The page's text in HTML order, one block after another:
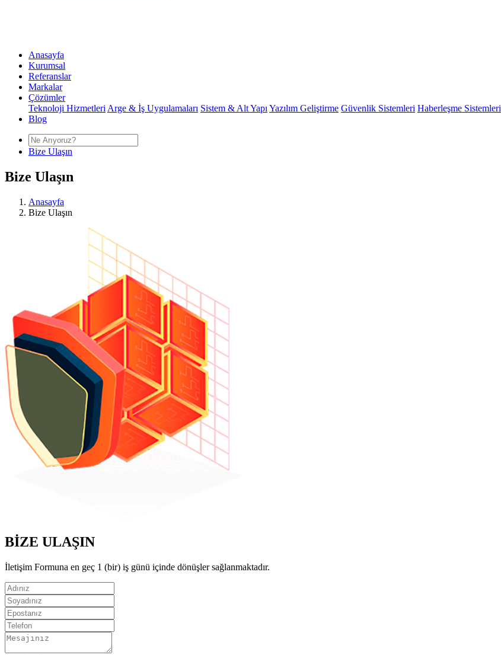
Anasayfa
Kurumsal
Referanslar
Markalar
Çözümler
Teknoloji Hizmetleri Arge & İş Uygulamaları Sistem & Alt Yapı Yazılım Geliştirme Güvenlik Sistemleri Haberleşme Sistemleri
Blog
Bize Ulaşın
Bize Ulaşın
Anasayfa
Bize Ulaşın
BİZE ULAŞIN
İletişim Formuna en geç 1 (bir) iş günü içinde dönüşler sağlanmaktadır.